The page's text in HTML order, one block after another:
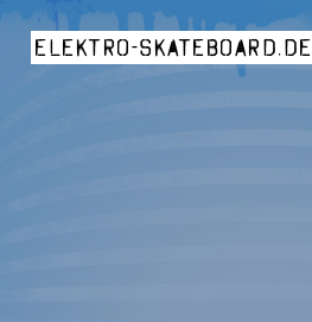
elektro-skateboard.de